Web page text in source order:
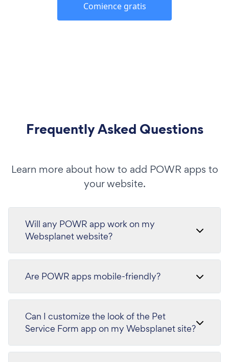
Comience gratis
Frequently Asked Questions
Learn more about how to add POWR apps to
your website.
Will any POWR app work on my
Websplanet website?
Are POWR apps mobile-friendly?
Can I customize the look of the Pet
Service Form app on my Websplanet site?